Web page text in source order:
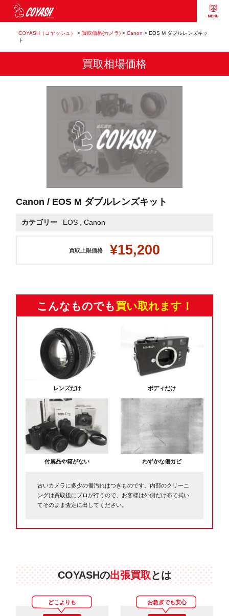
COYASH（コヤッシュ） > 買取価格(カメラ)> Canon > EOS M ダブルレンズキッ
ト
買取相場価格
Canon / EOS M ダブルレンズキット
カテゴリー EOS Canon
買取上限価格 ¥15,200
こんなものでも 買い取れます！
レンズだけ ボディだけ
付属品や箱がない わずかな傷カビ
古いカメラに多少の傷汚れはつきものです。内部のクリーニ
ングは買取後にプロが行うので、お客様は外側だけ布で拭い
てそのまま査定に出してください。
COYASHの出張買取とは
どこよりも お急ぎでも安心